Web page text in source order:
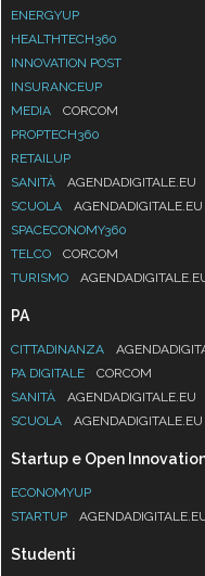
ENERGYUP
HEALTHTECH360
INNOVATION POST
INSURANCEUP
MEDIA
CORCOM
PROPTECH360
RETAILUP
SANITÀ
AGENDADIGITALE.EU
SCUOLA
AGENDADIGITALE.EU
SPACECONOMY360
TELCO
CORCOM
TURISMO
PA
CITTADINANZA
PA DIGITALE
CORCOM
SANITÀ
AGENDADIGITALE.EU
SCUOLA
AGENDADIGITALE.EU
Startup e Open
ECONOMYUP
STARTUP
Studenti